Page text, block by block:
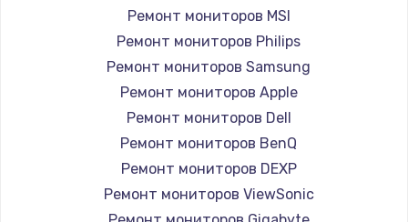
Заказать
Замена Bluetooth/Wi-Fi модуля
800 руб.
Заказать
Замена картридера
890 руб.
Ремонт мониторов MSI
Ремонт мониторов Philips
Ремонт мониторов Samsung
Ремонт мониторов Apple
Ремонт мониторов Dell
Ремонт мониторов BenQ
Ремонт мониторов DEXP
Ремонт мониторов ViewSonic